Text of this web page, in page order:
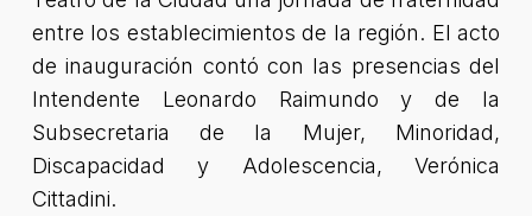
entre los establecimientos de la región. El acto
de inauguración contó con las presencias del
Intendente Leonardo Raimundo y de la
Subsecretaria de la Mujer, Minoridad,
Discapacidad y Adolescencia, Verónica
Cittadini.